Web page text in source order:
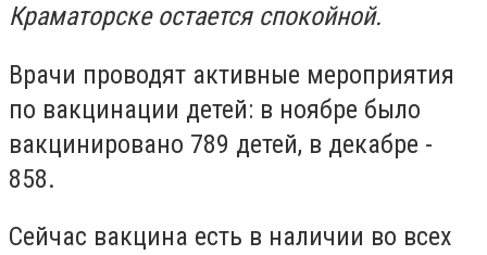
Краматорске остается спокойной.
Врачи проводят активные мероприятия
по вакцинации детей: в ноябре было
вакцинировано 789 детей, в декабре -
858.
Сейчас вакцина есть в наличии во всех